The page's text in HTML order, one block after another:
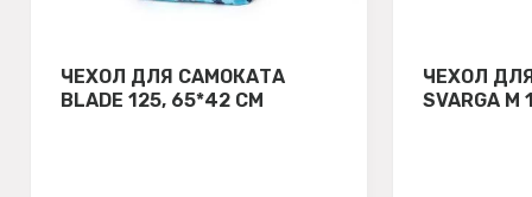
ЧЕХОЛ ДЛЯ САМОКАТА
BLADE 125, 65*42 СМ
ЧЕХОЛ
SVARGA М